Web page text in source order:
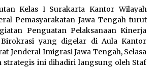
Kemenpar Turut Perkuat
Pengembangan KEK Samota
sebagai Destinasi Wisata Bahari
Berkelas Dunia
8 Agustus 2026
Kelas I Surakarta Kantor Wilayah
Pemasyarakatan Jawa Tengah turut
Penguatan Pelaksanaan Kinerja
yang digelar di Aula Kantor
Jenderal Imigrasi Jawa Tengah, Selasa
strategis ini dihadiri langsung oleh Staf